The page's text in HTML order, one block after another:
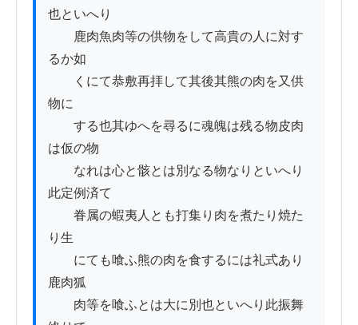
也といへり
鹿肉魚肉等の供物をして高貴の人に対す
るか如
くにて恭敷再拝して其後其熊の肉を又供
物に
する也其ゆへを尋るに魂魄は残る物皮肉
は仮の物
なれは心と骸とは別なる物なりといへり
此定例済て
眷属の蝦夷人とも打集り肉を煮たり焼た
り生
にても喰ふ熊の肉を食するには礼式あり
鹿肉狐
肉等を喰ふとは大に別也といへり此振舞